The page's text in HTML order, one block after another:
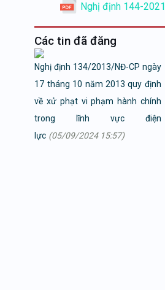
Nghị định 144-2021
Các tin đã đăng
Nghị định 134/2013/NĐ-CP ngày
17 tháng 10 năm 2013 quy định
về xử phạt vi phạm hành chính
trong lĩnh vực điện
lực (05/09/2024 15:57)